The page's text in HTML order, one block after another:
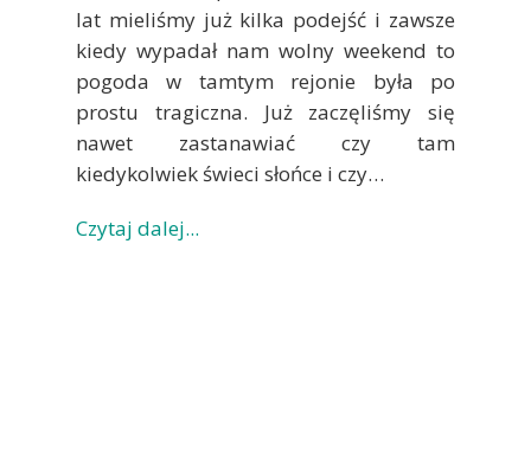
lat mieliśmy już kilka podejść i zawsze
kiedy wypadał nam wolny weekend to
pogoda w tamtym rejonie była po
prostu tragiczna. Już zaczęliśmy się
nawet zastanawiać czy tam
kiedykolwiek świeci słońce i czy…
Czytaj dalej...